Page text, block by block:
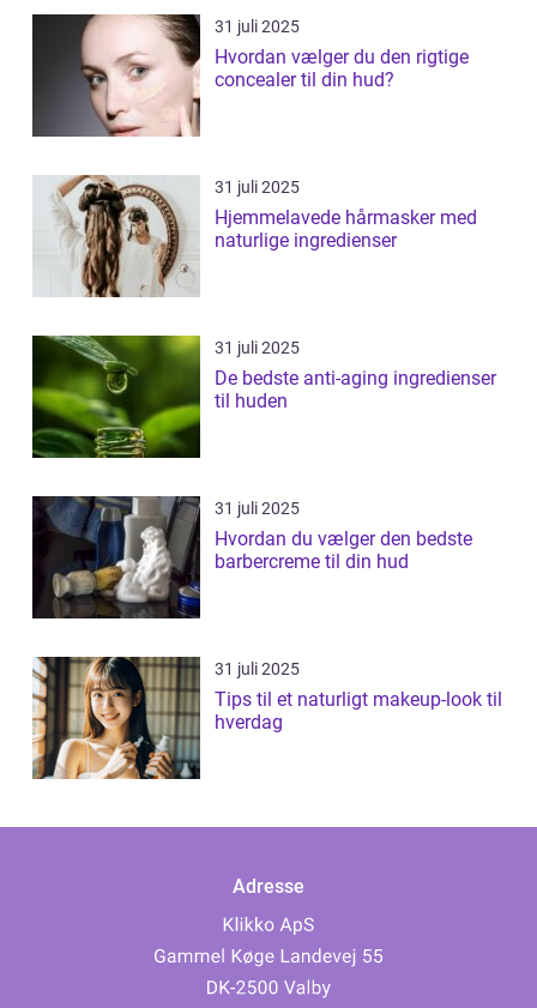
31 juli 2025
Hvordan vælger du den rigtige
concealer til din hud?
31 juli 2025
Hjemmelavede hårmasker med
naturlige ingredienser
31 juli 2025
De bedste anti-aging ingredienser
til huden
31 juli 2025
Hvordan du vælger den bedste
barbercreme til din hud
31 juli 2025
Tips til et naturligt makeup-look til
hverdag
Adresse